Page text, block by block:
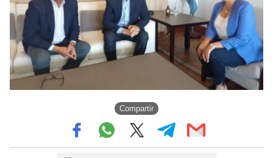
Compartir